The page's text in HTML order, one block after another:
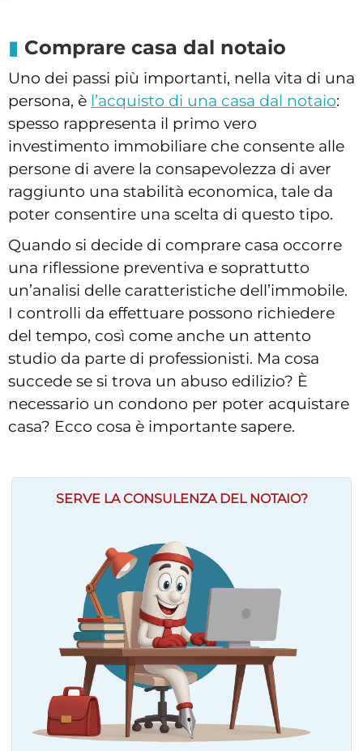
Comprare casa dal notaio
Uno dei passi più importanti, nella vita di una
persona, è l’acquisto di una casa dal notaio:
spesso rappresenta il primo vero
investimento immobiliare che consente alle
persone di avere la consapevolezza di aver
raggiunto una stabilità economica, tale da
poter consentire una scelta di questo tipo.
Quando si decide di comprare casa occorre
una riflessione preventiva e soprattutto
un’analisi delle caratteristiche dell’immobile.
I controlli da effettuare possono richiedere
del tempo, così come anche un attento
studio da parte di professionisti. Ma cosa
succede se si trova un abuso edilizio? È
necessario un condono per poter acquistare
casa? Ecco cosa è importante sapere.
SERVE LA CONSULENZA DEL NOTAIO?